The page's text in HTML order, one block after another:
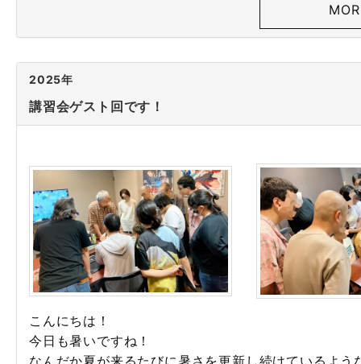
2025年
講習会ゲスト回です！
こんにちは！
今日も暑いですね！